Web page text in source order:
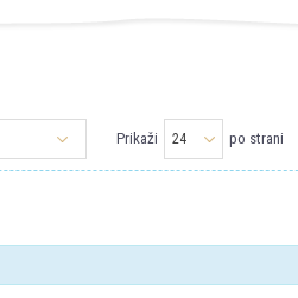
Prikaži po strani